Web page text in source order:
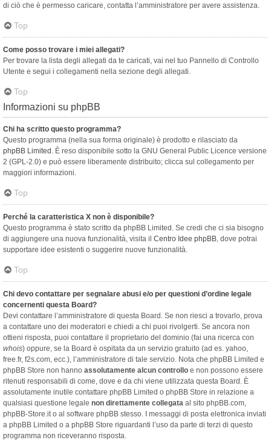
di ciò che è permesso caricare, contatta l’amministratore per avere assistenza.
Top
Come posso trovare i miei allegati?
Per trovare la lista degli allegati da te caricati, vai nel tuo Pannello di Controllo
Utente e segui i collegamenti nella sezione degli allegati.
Top
Informazioni su phpBB
Chi ha scritto questo programma?
Questo programma (nella sua forma originale) è prodotto e rilasciato da
phpBB Limited . È reso disponibile sotto la GNU General Public Licence versione
2 (GPL-2.0) e può essere liberamente distribuito; clicca sul collegamento per
maggiori informazioni.
Top
Perché la caratteristica X non è disponibile?
Questo programma è stato scritto da phpBB Limited. Se credi che ci sia bisogno
di aggiungere una nuova funzionalità, visita il Centro Idee phpBB, dove potrai
supportare idee esistenti o suggerire nuove funzionalità.
Top
Chi devo contattare per segnalare abusi e/o per questioni d’ordine legale
concernenti questa Board?
Devi contattare l’amministratore di questa Board. Se non riesci a trovarlo, prova
a contattare uno dei moderatori e chiedi a chi puoi rivolgerti. Se ancora non
ottieni risposta, puoi contattare il proprietario del dominio (fai una ricerca con
whois) oppure, se la Board è ospitata da un servizio gratuito (ad es. yahoo,
free.fr, f2s.com, ecc.), l’amministratore di tale servizio. Nota che phpBB Limited e
phpBB Store non hanno assolutamente alcun controllo e non possono essere
ritenuti responsabili di come, dove e da chi viene utilizzata questa Board. È
assolutamente inutile contattare phpBB Limited o phpBB Store in relazione a
qualsiasi questione legale non direttamente collegata al sito phpBB.com,
phpBB-Store.it o al software phpBB stesso. I messaggi di posta elettronica inviati
a phpBB Limited o a phpBB Store riguardanti l’uso da parte di terzi di questo
programma non riceveranno risposta.